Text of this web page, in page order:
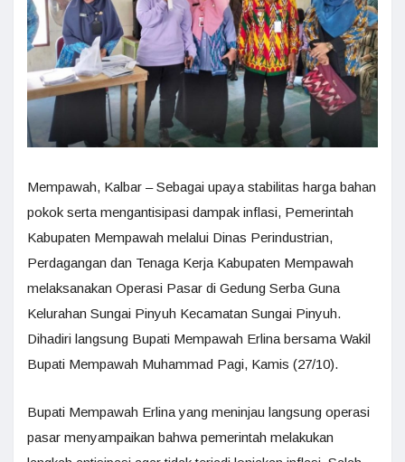
Mempawah, Kalbar – Sebagai upaya stabilitas harga bahan
pokok serta mengantisipasi dampak inflasi, Pemerintah
Kabupaten Mempawah melalui Dinas Perindustrian,
Perdagangan dan Tenaga Kerja Kabupaten Mempawah
melaksanakan Operasi Pasar di Gedung Serba Guna
Kelurahan Sungai Pinyuh Kecamatan Sungai Pinyuh.
Dihadiri langsung Bupati Mempawah Erlina bersama Wakil
Bupati Mempawah Muhammad Pagi, Kamis (27/10).
Bupati Mempawah Erlina yang meninjau langsung operasi
pasar menyampaikan bahwa pemerintah melakukan